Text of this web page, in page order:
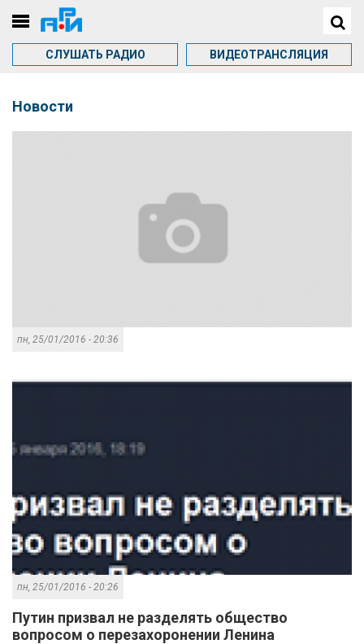
СЛУШАТЬ РАДИО ВИДЕОТРАНСЛЯЦИЯ
Новости
пн, 25/01/2016 - 20:36
пн, 25/01/2016 - 20:26
Путин призвал не разделять общество
вопросом о перезахоронении Ленина